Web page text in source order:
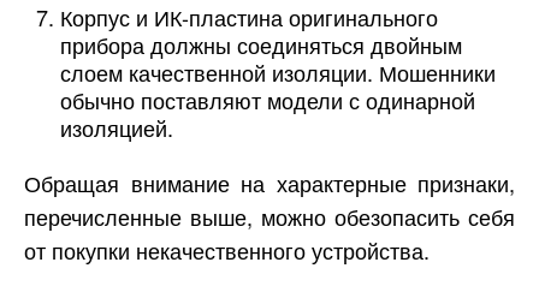
Корпус и ИК-пластина оригинального
прибора должны соединяться двойным
слоем качественной изоляции. Мошенники
обычно поставляют модели с одинарной
изоляцией.
Обращая внимание на характерные признаки,
перечисленные выше, можно обезопасить себя
от покупки некачественного устройства.